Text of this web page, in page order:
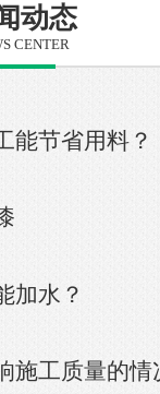
动态
CENTER
能节省用料？
加水？
施工质量的